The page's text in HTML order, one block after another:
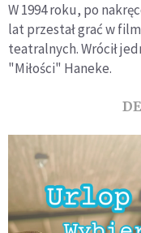
W 1994 roku, po
lat przestał grać w
teatralnych. Wrócił
"Miłości" Haneke.